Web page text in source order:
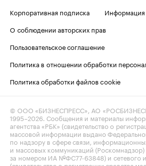
Корпоративная подписка
Информация
О соблюдении авторских прав
Пользовательское соглашение
Политика в отношении обработки
Политика обработки файлов cookie
© ООО «БИЗНЕСПРЕСС», АО
1995–2026 . Сообщения и материалы
агентства «РБК» (свидетельство о
массовой информации выдано
по надзору в сфере связи,
и массовых коммуникаций (Роскомнадзор)
за номером ИА №ФС77-63848) и сетевого